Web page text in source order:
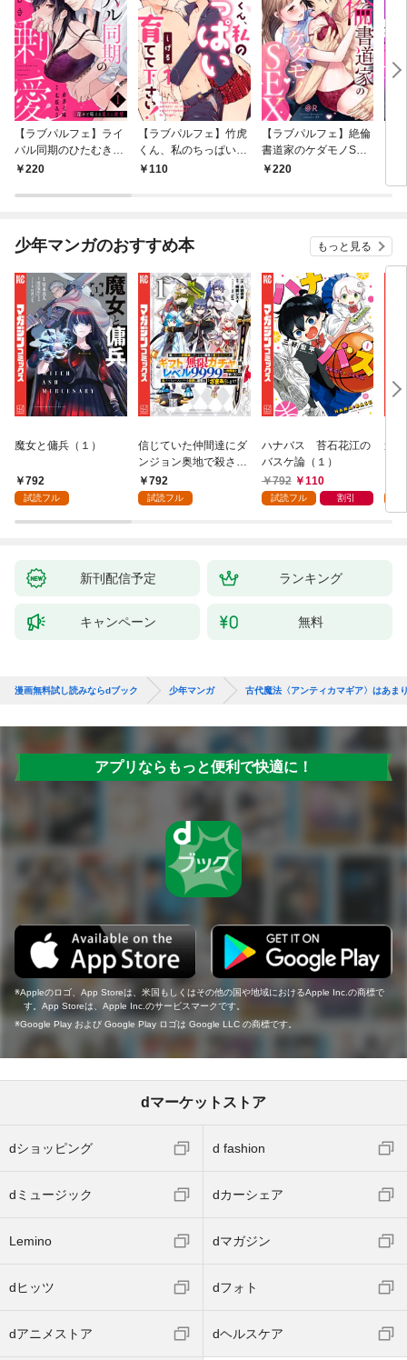
【ラブパルフェ】ライ
バル同期のひたむき過
剰愛～深々と咥える重
220
【ラブパルフェ】竹虎
くん、私のちっぱい育
てて下さい！ 1
110
【ラブパルフェ】絶倫
書道家のケダモノSEX
～雇い主が朝まで離し
220
絶
少年マンガのおすすめ本 もっと見る
魔女と傭兵（１）
792
試読フル
信じていた仲間達にダ
ンジョン奥地で殺され
かけたがギフト『無限
ガチャ』でレベル９９
（１）
792
試読フル
ハナバス 苔石花江の
バスケ論（１）
792
110
試読フル 割引
追
強
～
新刊配信予定 ランキング
キャンペーン 無料
漫画無料試し読みならdブック 少年マンガ 古代魔法〈アンティカマギア〉はあま
アプリならもっと便利で快適に！
Appleのロゴ、App Storeは、米国もしくはその他の国や地域におけるApple Inc.の商標で
す。App Storeは、Apple Inc.のサービスマークです。
Google Play および Google Play ロゴは Google LLC の商標です。
dマーケットストア
dショッピング d fashion
dミュージック dカーシェア
Lemino dマガジン
dヒッツ dフォト
dアニメストア dヘルスケア